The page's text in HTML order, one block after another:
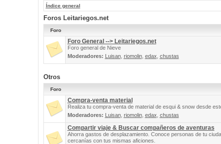
Índice general
Foros Leitariegos.net
Foro
Foro General --> Leitariegos.net
Foro general de Nieve
Moderadores: Luisan, riomolin, edax chustas
Otros
Foro
Compra-venta material
Realiza tu compra-venta de material de esqui & snow desde
Moderadores: Luisan, riomolin, edax chustas
Compartir viaje & Buscar compañeros de aventuras
Ahorra gastos de desplazamiento. Conoce personas de tu
cercanías con tus mismas aficiones.